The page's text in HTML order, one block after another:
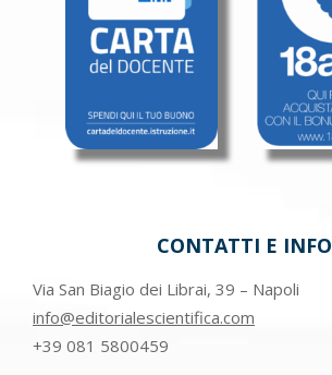
CONTATTI E INFO
Via San Biagio dei Librai, 39 – Napoli
info@editorialescientifica.com
+39 081 5800459